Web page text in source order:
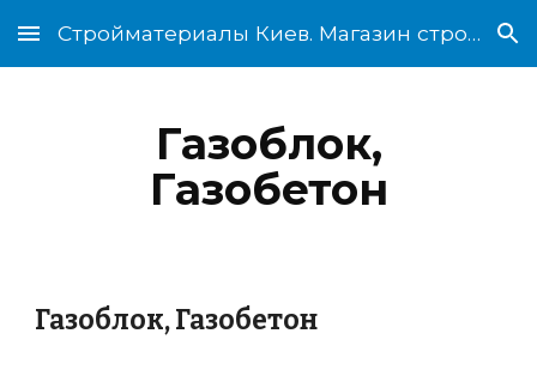
Skip to main content Skip to navigation
Стройматериалы Киев. Магазин стройматериалов
Газоблок,
Газобетон
Газоблок, Газобетон